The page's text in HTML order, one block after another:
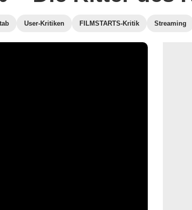
User-Kritiken FILMSTARTS-Kritik Streaming